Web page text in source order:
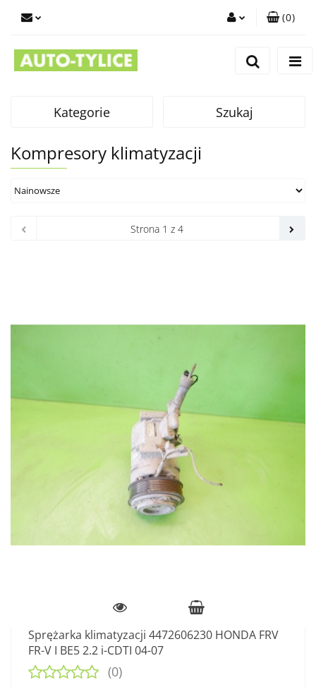
(0)
Kategorie Szukaj
Kompresory klimatyzacji
Sprężarka klimatyzacji 4472606230 HONDA FRV
FR-V I BE5 2.2 i-CDTI 04-07
(0)